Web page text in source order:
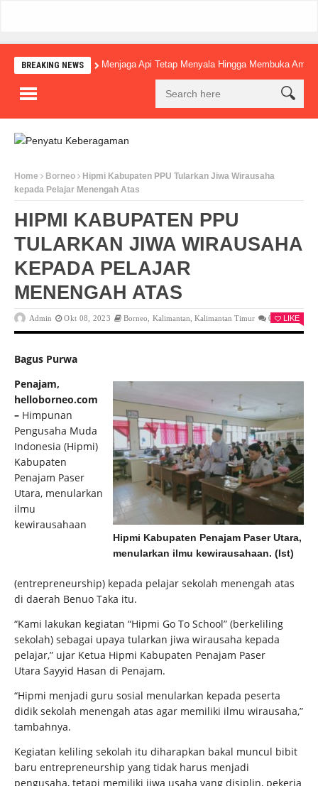
BREAKING NEWS Menjaga Api Tetap Menyala Hingga Membuka
Home Borneo
Hipmi Kabupaten PPU Tularkan Jiwa Wirausaha
kepada Pelajar Menengah Atas
HIPMI KABUPATEN PPU
TULARKAN JIWA WIRAUSAHA
KEPADA PELAJAR
MENENGAH ATAS
Admin Okt 08, 2023 Borneo Kalimantan ,Kalimantan Timur 0 LIKE
Bagus Purwa
Hipmi Kabupaten Penajam Paser Utara,
menularkan ilmu kewirausahaan. (Ist)
Penajam,
helloborneo.com
– Himpunan
Pengusaha Muda
Indonesia (Hipmi)
Kabupaten
Penajam Paser
Utara, menularkan
ilmu
kewirausahaan
(entrepreneurship) kepada pelajar sekolah menengah atas
di daerah Benuo Taka itu.
“Kami lakukan kegiatan “Hipmi Go To School” (berkeliling
sekolah) sebagai upaya tularkan jiwa wirausaha kepada
pelajar,” ujar Ketua Hipmi Kabupaten Penajam Paser
Utara Sayyid Hasan di Penajam.
“Hipmi menjadi guru sosial menularkan kepada peserta
didik sekolah menengah atas agar memiliki ilmu wirausaha,”
tambahnya.
Kegiatan keliling sekolah itu diharapkan bakal muncul bibit
baru entrepreneurship yang tidak harus menjadi
pengusaha, tetapi memiliki jiwa usaha yang disiplin, pekerja